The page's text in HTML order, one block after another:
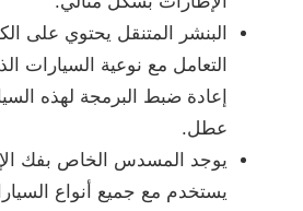
البنشر المتنقل يحتوي على
التعامل مع نوعية السيارات
إعادة ضبط البرمجة لهذه
عطل.
يوجد المسدس الخاص بفك
يستخدم مع جميع أنواع